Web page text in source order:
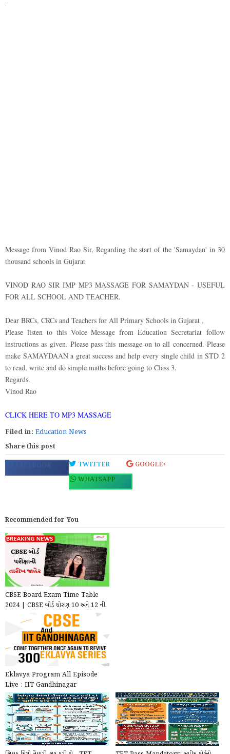
·
Message from Vinod Rao Sir, Regarding the start of the 'Samaydan' in 30
thousand schools in Gujarat
VINOD RAO SIR IMP MP3 MASSAGE FOR SAMAYDAN - USEFUL
FOR ALL SCHOOL AND TEACHER.
Dear BRCs, CRCs and Teachers for All Primary Schools in Gujarat ,
Please listen to this Voice Message from Education Secretariat follow
instructions as given. Please pass this message on to all concerned. Please
make SAMAYDAAN a great success and help every single child in STD 2
to read, write and do simple maths before going to Class 3.
Regards.
Vinod Rao
CLICK HERE TO MP3 MASSAGE
Filed in: Education News
Share this post
FACEBOOK TWITTER
GOOGLE+
WHATSAPP
Recommended for You
CBSE Board Exam Time Table
2024 | CBSE બોર્ડ ધોરણ 10 અને 12 ની
વાર્ષિક પરિક્ષા 2...
Eklavya Program All Episode
Live : IIT Gandhinagar